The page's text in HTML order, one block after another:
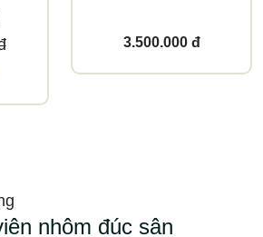
3.500.000 đ
nhôm đúc sân